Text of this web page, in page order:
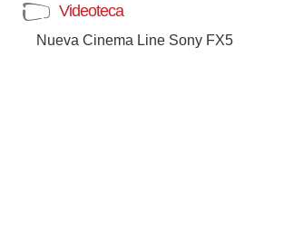
Videoteca
Nueva Cinema Line Sony FX5